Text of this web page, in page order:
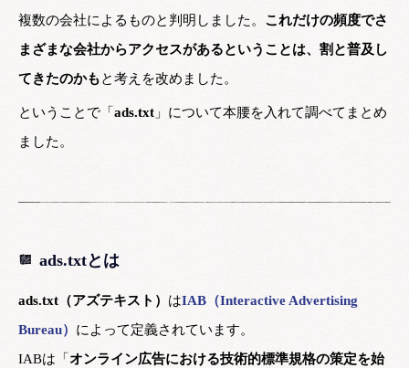
複数の会社によるものと判明しました。 これだけの頻度でさ
まざまな会社からアクセスがあるということは、割と普及し
てきたのかもと考えを改めました。
ということで「 ads.txt 」について本腰を入れて調べてまとめ
ました。
ads.txtとは
ads.txt（アズテキスト） はIAB（Interactive Advertising
Bureau） によって定義されています。
IABは「 オンライン広告における技術的標準規格の策定を始